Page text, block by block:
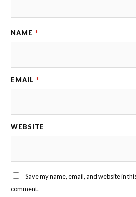
NAME *
EMAIL *
WEBSITE
Save my name, email, and website in
comment.